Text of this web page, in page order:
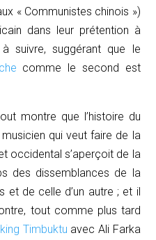
« Communistes chinois »)
dans leur prétention à
suivre, suggérant que le
comme le second est
montre que l’histoire du
qui veut faire de la
occidental s’aperçoit de la
des dissemblances de la
et de celle d’un autre ; et il
tout comme plus tard
Timbuktu avec Ali Farka